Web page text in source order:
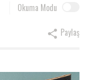
Okuma Modu
Paylaş